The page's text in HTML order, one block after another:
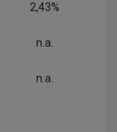
2,43%
n.a.
n.a.